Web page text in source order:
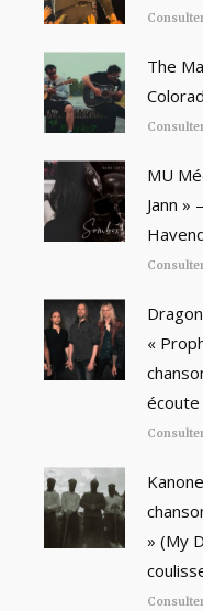
The
MU
Jann »
«
écoute
» (My